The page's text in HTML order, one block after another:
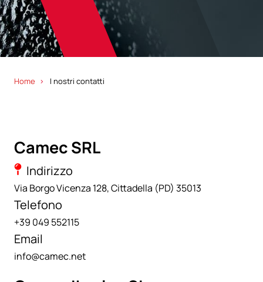
Home I nostri contatti
Camec SRL
Indirizzo
Via Borgo Vicenza 128, Cittadella (PD) 35013
Telefono
+39 049 552115
Email
info@camec.net